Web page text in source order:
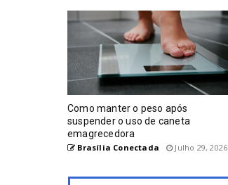
Como manter o peso após
suspender o uso de caneta
emagrecedora
Brasília Conectada Julho 29, 2026